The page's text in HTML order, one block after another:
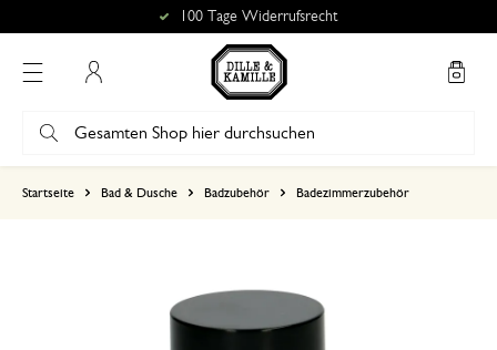
100 Tage Widerrufsrecht
Startseite Bad & Dusche Badzubehör Badezimmerzubehör